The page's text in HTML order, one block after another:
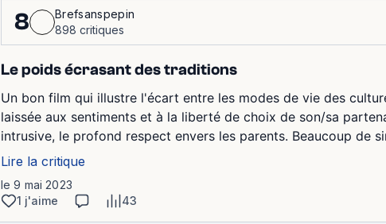
8
Brefsanspepin
898 critiques
Le poids écrasant des traditions
Un bon film qui illustre l'écart entre les modes de vie des
laissée aux sentiments et à la liberté de choix de son/sa
intrusive, le profond respect envers les parents. Beaucoup de
Lire la critique
le 9 mai 2023
1 j'aime
43